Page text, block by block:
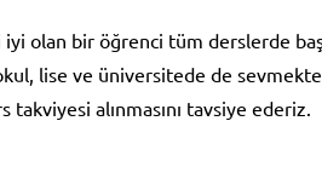
olan bir öğrenci tüm derslerde
lise ve üniversitede de
alınmasını tavsiye ederiz.